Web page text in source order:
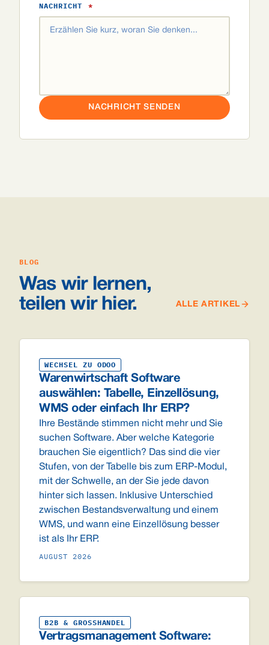
NACHRICHT *
NACHRICHT SENDEN
BLOG
Was wir lernen,
teilen wir hier.
ALLE ARTIKEL
WECHSEL ZU ODOO
Warenwirtschaft Software
auswählen: Tabelle, Einzellösung,
WMS oder einfach Ihr ERP?
Ihre Bestände stimmen nicht mehr und Sie
suchen Software. Aber welche Kategorie
brauchen Sie eigentlich? Das sind die vier
Stufen, von der Tabelle bis zum ERP-Modul,
mit der Schwelle, an der Sie jede davon
hinter sich lassen. Inklusive Unterschied
zwischen Bestandsverwaltung und einem
WMS, und wann eine Einzellösung besser
ist als Ihr ERP.
AUGUST 2026
B2B & GROSSHANDEL
Vertragsmanagement Software: